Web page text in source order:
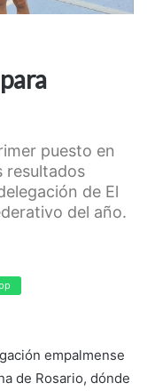
puesto en
resultados
de El
del año.
empalmense
de Rosario, dónde